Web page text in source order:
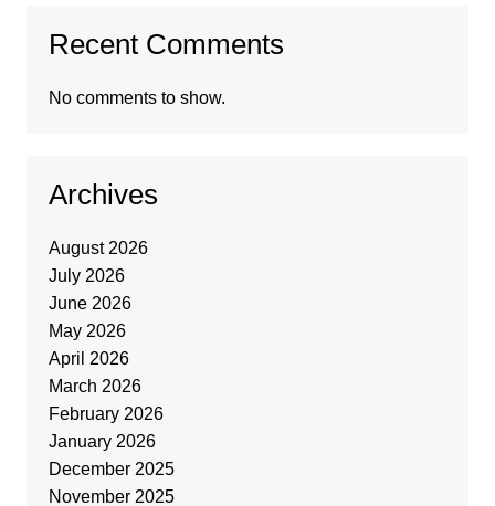
Recent Comments
No comments to show.
Archives
August 2026
July 2026
June 2026
May 2026
April 2026
March 2026
February 2026
January 2026
December 2025
November 2025